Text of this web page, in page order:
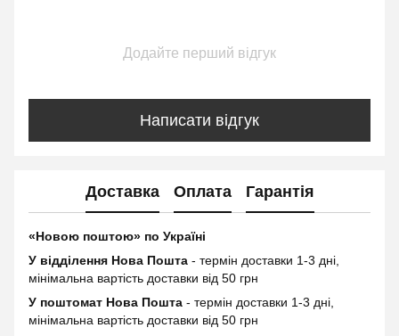
Додайте перший відгук
Написати відгук
Доставка Оплата Гарантія
«Новою поштою» по Україні
У відділення Нова Пошта - термін доставки 1-3 дні,
мінімальна вартість доставки від 50 грн
У поштомат Нова Пошта - термін доставки 1-3 дні,
мінімальна вартість доставки від 50 грн